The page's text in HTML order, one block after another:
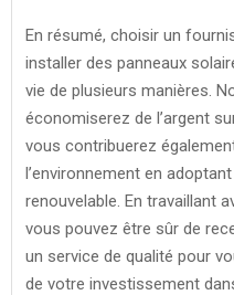
En résumé, choisir un
installer des panneaux
vie de plusieurs manières.
économiserez de l’argent
vous contribuerez
l’environnement en
renouvelable. En travaillant
vous pouvez être sûr de
un service de qualité pour
de votre investissement